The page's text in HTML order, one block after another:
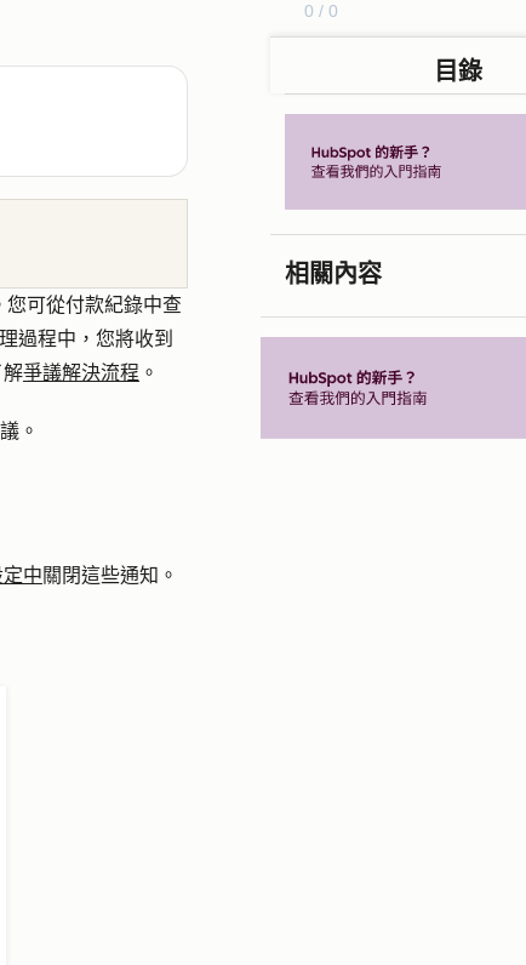
您可從付款紀錄中查
過程中，您將收到
解爭議解決流程 。
。
中關閉這些通知。
0 / 0
目錄
相關內容